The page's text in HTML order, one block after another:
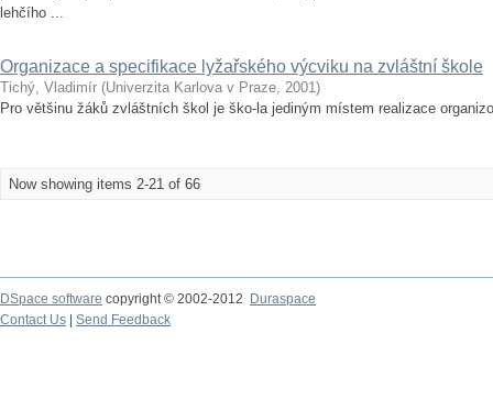
lehčího ...
Organizace a specifikace lyžařského výcviku na zvláštní škole
Tichý, Vladimír (Univerzita Karlova v Praze, 2001)
Pro většinu žáků zvláštních škol je ško-la jediným místem realizace
Now showing items 2-21 of 66
DSpace software copyright © 2002-2012
Duraspace
Contact Us
Send Feedback